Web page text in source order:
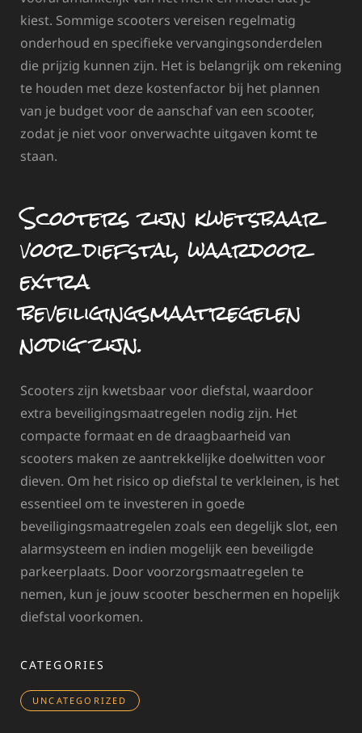
kiest. Sommige scooters vereisen regelmatig
onderhoud en specifieke vervangingsonderdelen
die prijzig kunnen zijn. Het is belangrijk om rekening
te houden met deze kostenfactor bij het plannen
van je budget voor de aanschaf van een scooter,
zodat je niet voor onverwachte uitgaven komt te
staan.
Scooters zijn kwetsbaar
voor diefstal, waardoor
extra
beveiligingsmaatregelen
nodig zijn.
Scooters zijn kwetsbaar voor diefstal, waardoor
extra beveiligingsmaatregelen nodig zijn. Het
compacte formaat en de draagbaarheid van
scooters maken ze aantrekkelijke doelwitten voor
dieven. Om het risico op diefstal te verkleinen, is het
essentieel om te investeren in goede
beveiligingsmaatregelen zoals een degelijk slot, een
alarmsysteem en indien mogelijk een beveiligde
parkeerplaats. Door voorzorgsmaatregelen te
nemen, kun je jouw scooter beschermen en hopelijk
diefstal voorkomen.
CATEGORIES
UNCATEGORIZED